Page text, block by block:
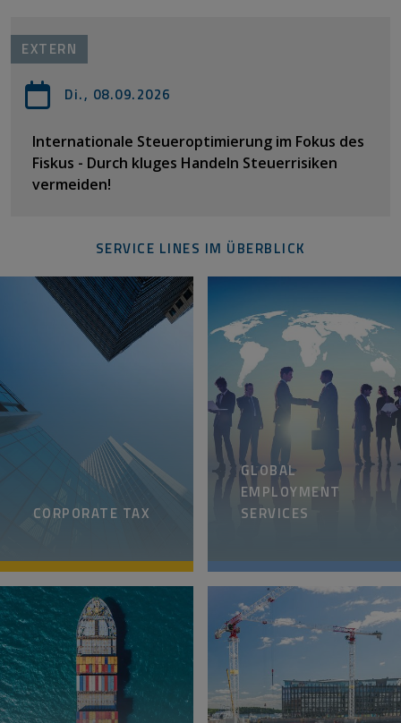
EXTERN
Di., 08.09.2026
Internationale Steueroptimierung im Fokus des
Fiskus - Durch kluges Handeln Steuerrisiken
vermeiden!
SERVICE LINES IM ÜBERBLICK
CORPORATE TAX
GLOBAL
EMPLOYMENT
SERVICES